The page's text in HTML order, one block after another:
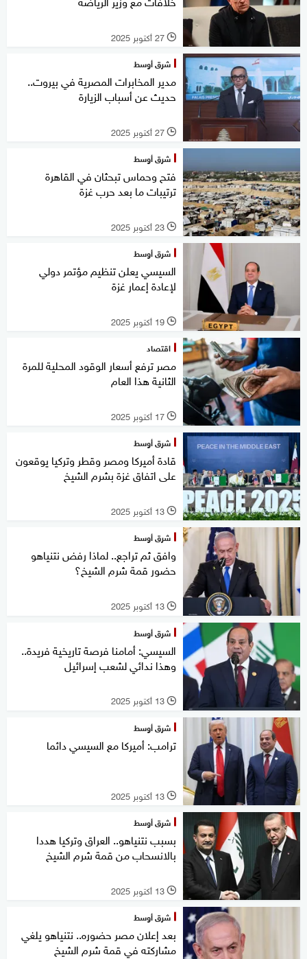
l 27 أكتوبر 2025
شرق أوسط
مدير المخابرات المصرية في بيروت..
حديث عن أسباب الزيارة
l 27 أكتوبر 2025
شرق أوسط
فتح وحماس تبحثان في القاهرة
ترتيبات ما بعد حرب غزة
l 23 أكتوبر 2025
شرق أوسط
السيسي يعلن تنظيم مؤتمر دولي
لإعادة إعمار غزة
l 19 أكتوبر 2025
اقتصاد
مصر ترفع أسعار الوقود المحلية للمرة
الثانية هذا العام
l 17 أكتوبر 2025
شرق أوسط
قادة أميركا ومصر وقطر وتركيا يوقعون
على اتفاق غزة بشرم الشيخ
l 13 أكتوبر 2025
شرق أوسط
وافق ثم تراجع.. لماذا رفض نتنياهو
حضور قمة شرم الشيخ؟
l 13 أكتوبر 2025
شرق أوسط
السيسي: أمامنا فرصة تاريخية فريدة..
وهذا ندائي لشعب إسرائيل
l 13 أكتوبر 2025
شرق أوسط
ترامب: أميركا مع السيسي دائما
l 13 أكتوبر 2025
شرق أوسط
بسبب نتنياهو.. العراق وتركيا هددا
بالانسحاب من قمة شرم الشيخ
l 13 أكتوبر 2025
شرق أوسط
بعد إعلان مصر حضوره.. نتنياهو يلغي
مشاركته في قمة شرم الشيخ